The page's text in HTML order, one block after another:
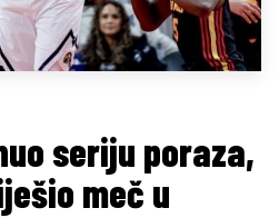
seriju poraza,
meč u